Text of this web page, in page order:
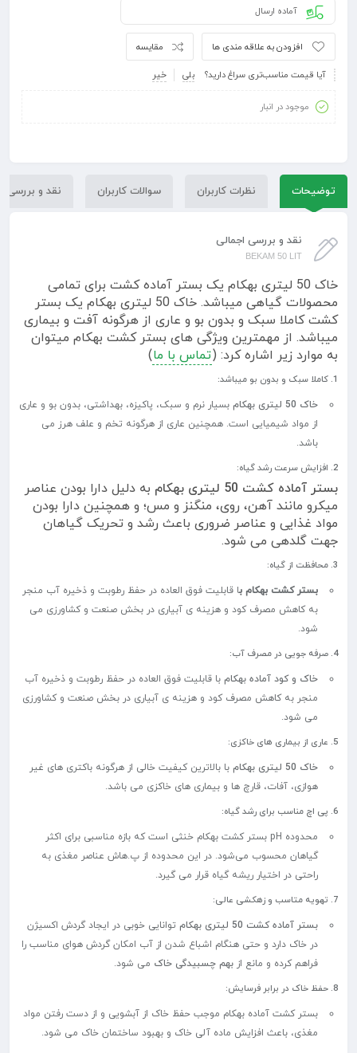
آماده ارسال
مقایسه افزودن به علاقه مندی ها
آیا قیمت مناسب‌تری سراغ دارید؟ بلی خیر
موجود در انبار
توضیحات نظرات کاربران سوالات کاربران نقد و بررسی
نقد و بررسی اجمالی
BEKAM 50 LIT
خاک 50 لیتری بهکام یک بستر آماده کشت برای تمامی
محصولات گیاهی میباشد. خاک 50 لیتری بهکام یک بستر
کشت کاملا سبک و بدون بو و عاری از هرگونه آفت و بیماری
میباشد. از مهمترین ویژگی های بستر کشت بهکام میتوان
به موارد زیر اشاره کرد: (تماس با ما)
1. کاملا سبک و بدون بو میباشد:
خاک 50 لیتری بهکام
بسیار نرم و سبک، پاکیزه، بهداشتی، بدون بو و عاری
از مواد شیمیایی است. همچنین عاری از هرگونه تخم و علف هرز می
باشد.
2. افزایش سرعت رشد گیاه:
بستر آماده کشت 50 لیتری بهکام
به دلیل دارا بودن عناصر
میکرو مانند آهن، روی، منگنز و مس؛ و همچنین دارا بودن
مواد غذایی و عناصر ضروری باعث رشد و تحریک گیاهان
جهت گلدهی می شود.
3. محافظت از گیاه:
بستر کشت بهکام با قابلیت فوق العاده در حفظ رطوبت و ذخیره آب منجر
به کاهش مصرف کود و هزینه ی آبیاری در بخش صنعت و کشاورزی می
شود.
4. صرفه جویی در مصرف آب:
خاک و کود آماده بهکام با قابلیت فوق العاده در حفظ رطوبت و ذخیره آب
منجر به کاهش مصرف کود و هزینه ی آبیاری در بخش صنعت و کشاورزی
می شود.
5. عاری از بیماری های خاکزی:
خاک 50 لیتری بهکام
با بالاترین کیفیت خالی از هرگونه باکتری های غیر
هوازی، آفات، قارچ ها و بیماری های خاکزی می باشد.
6. پی اچ مناسب برای رشد گیاه:
محدوده pH بستر کشت بهکام خنثی است که بازه مناسبی برای اکثر
گیاهان محسوب می‌شود. در این محدوده از پ.هاش عناصر مغذی به
راحتی در اختیار ریشه گیاه قرار می گیرد.
7. تهویه متاسب و زهکشی عالی:
بستر آماده کشت 50 لیتری بهکام
توانایی خوبی در ایجاد گردش اکسیژن
در خاک دارد و حتی هنگام اشباع شدن از آب امکان گردش هوای مناسب را
فراهم کرده و مانع از بهم چسبیدگی خاک می شود.
8. حفظ خاک در برابر فرسایش:
بستر کشت آماده بهکام موجب حفظ خاک از آبشویی و از دست رفتن مواد
مغذی، باعث افزایش ماده آلی خاک و بهبود ساختمان خاک می شود.